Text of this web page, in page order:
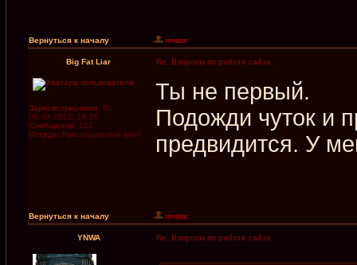
Вернуться к началу
Big Fat Liar Re: Вопросы по работе сайта
Зарегистрирован: Вс
09.09.2012, 10:36
Сообщения: 182
Откуда: Краснодарский край
Ты не первый.
Подожди чуток и
предвидится. У
Вернуться к началу
YNWA Re: Вопросы по работе сайта